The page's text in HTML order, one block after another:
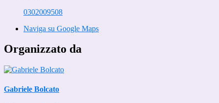
0302009508
Naviga su Google Maps
Organizzato da
Gabriele Bolcato